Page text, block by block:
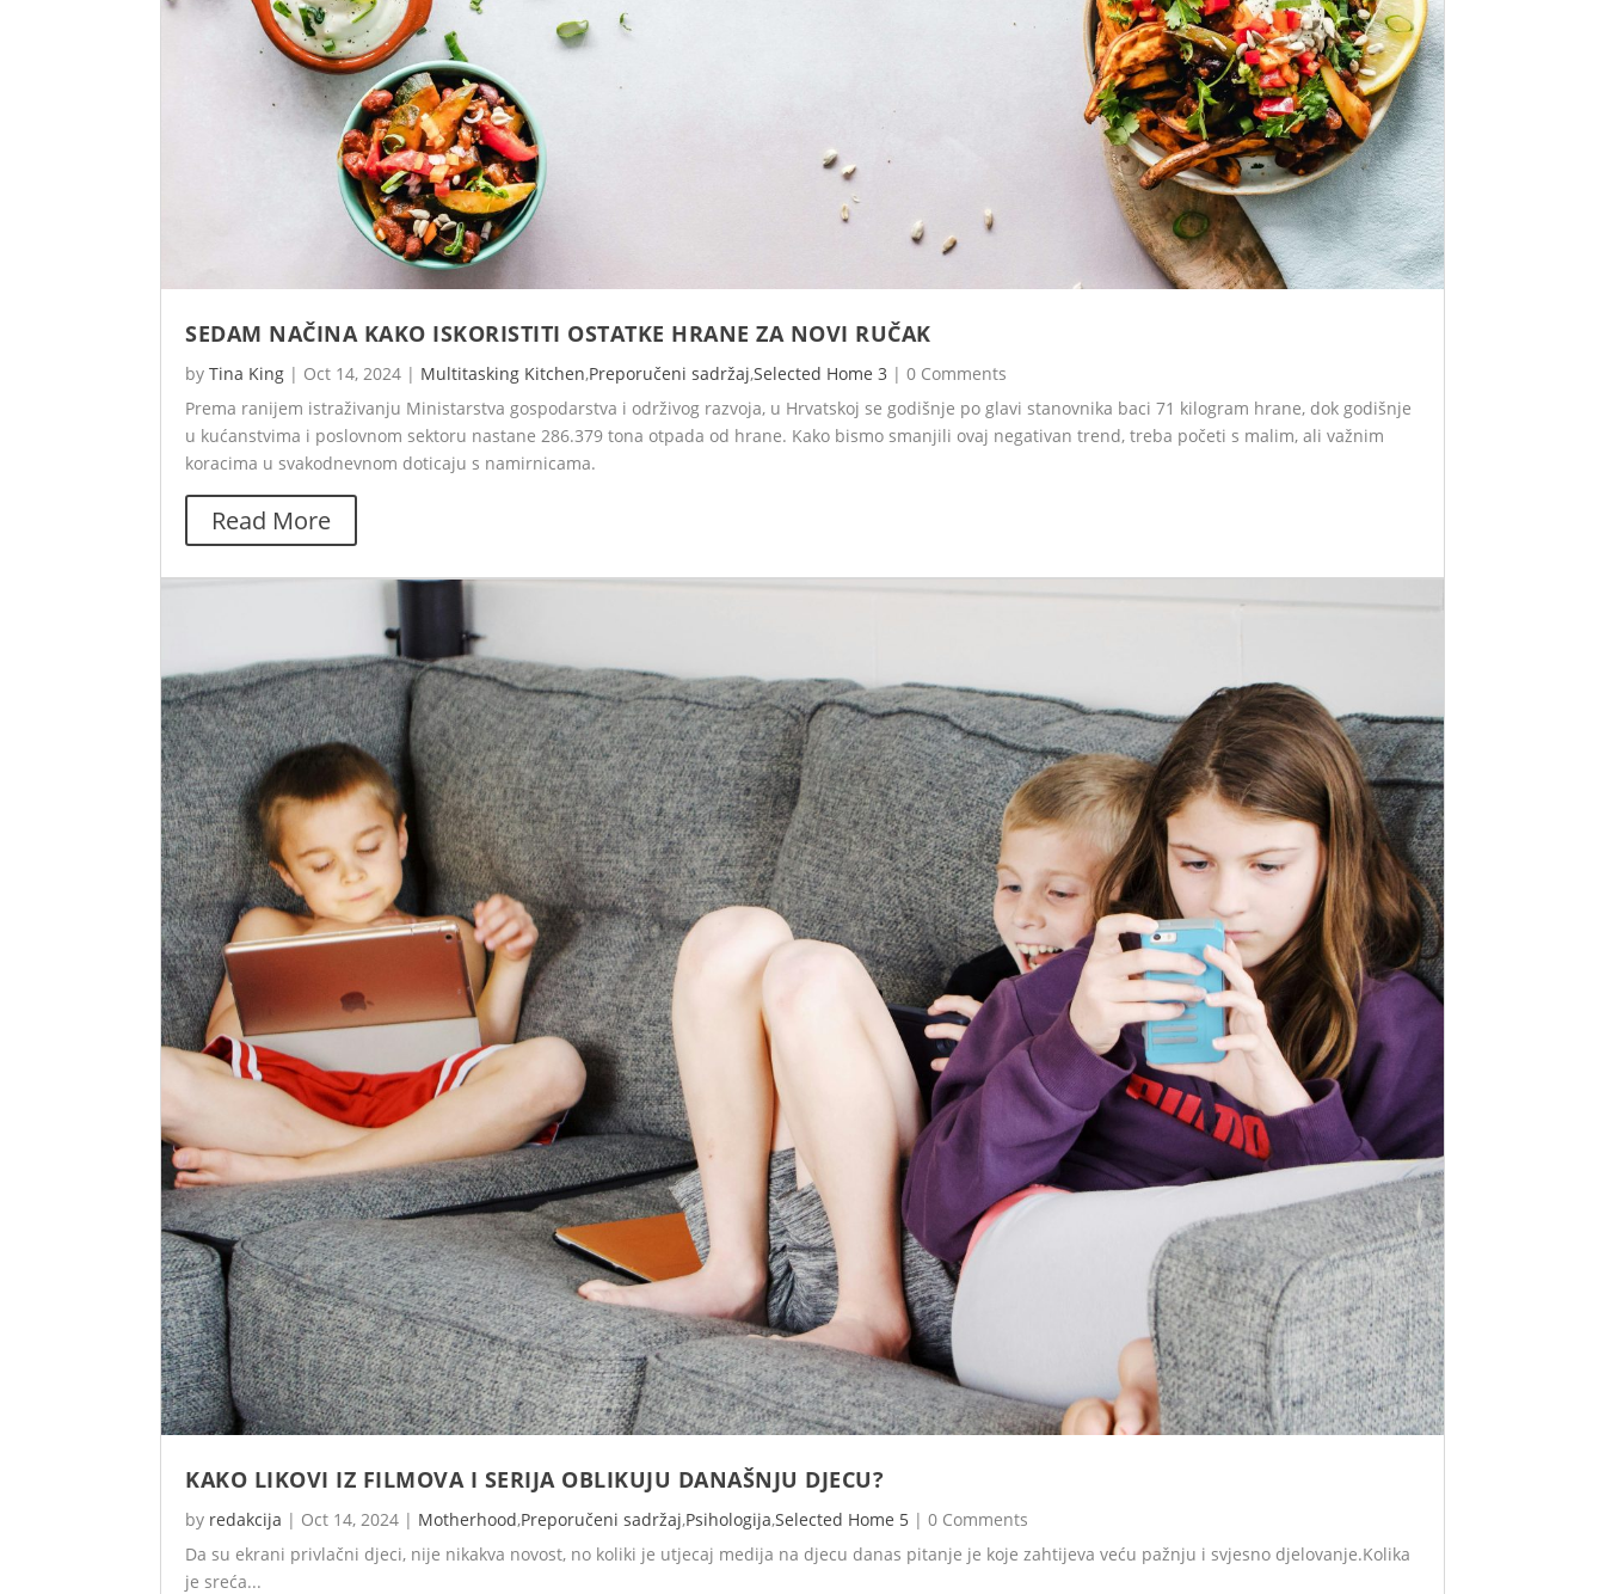
SEDAM NAČINA KAKO ISKORISTITI OSTATKE HRANE ZA NOVI RUČAK
by Tina King | Oct 14, 2024 | Multitasking Kitchen,Preporučeni sadržaj,Selected Home 3 | 0 Comments
Prema ranijem istraživanju Ministarstva gospodarstva i održivog razvoja, u Hrvatskoj se godišnje po glavi stanovnika baci 71 kilogram hrane, dok godišnje
u kućanstvima i poslovnom sektoru nastane 286.379 tona otpada od hrane. Kako bismo smanjili ovaj negativan trend, treba početi s malim, ali važnim
koracima u svakodnevnom doticaju s namirnicama.
Read More
KAKO LIKOVI IZ FILMOVA I SERIJA OBLIKUJU DANAŠNJU DJECU?
by redakcija | Oct 14, 2024 | Motherhood,Preporučeni sadržaj,Psihologija,Selected Home 5 | 0 Comments
Da su ekrani privlačni djeci, nije nikakva novost, no koliki je utjecaj medija na djecu danas pitanje je koje zahtijeva veću pažnju i svjesno djelovanje.Kolika
je sreća...